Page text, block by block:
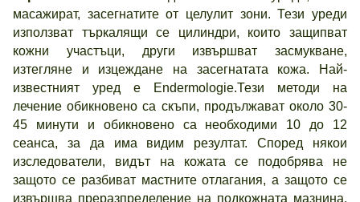
масажират, засегнатите от целулит зони. Тези уреди
използват търкалящи се цилиндри, които защипват
кожни участъци, други извършват засмукване,
изтегляне и изцеждане на засегнатата кожа. Най-
известният уред е Endermologie.Тези методи на
лечение обикновено са скъпи, продължават около 30-
45 минути и обикновено са необходими 10 до 12
сеанса, за да има видим резултат. Според някои
изследователи, видът на кожата се подобрява не
защото се разбиват мастните отлагания, а защото се
извършва преразпределение на подкожната мазнина.